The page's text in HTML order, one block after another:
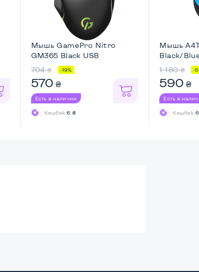
Мышь GamePro Nitro
GM365 Black USB
704 ₴ -19%
570 ₴
Есть в наличии
Кешбек6 ₴
Мышь
Black/
1 180 ₴ -
590 ₴
Есть в
Кешбек